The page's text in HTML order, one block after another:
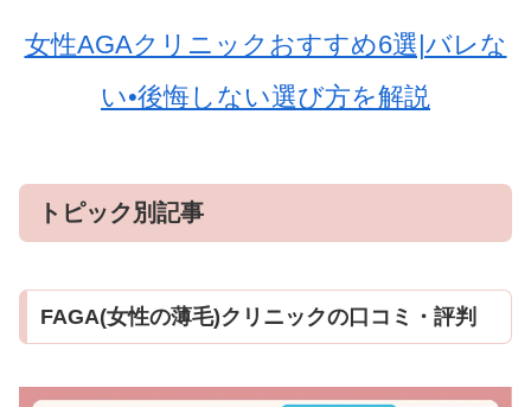
女性AGAクリニックおすすめ6選|バレな
い•後悔しない選び方を解説
トピック別記事
FAGA(女性の薄毛)クリニックの口コミ・評判